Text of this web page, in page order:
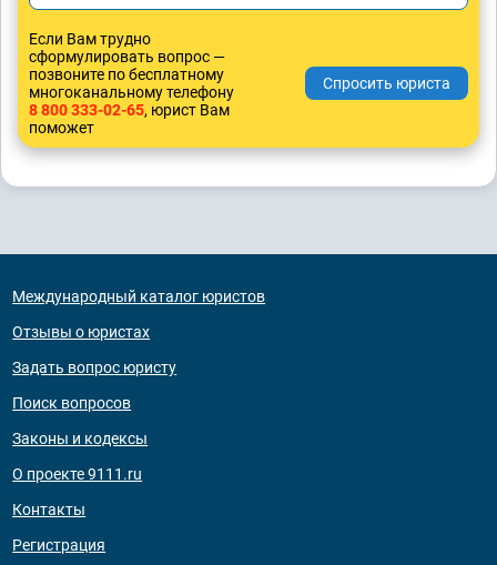
Если Вам трудно
сформулировать вопрос —
позвоните по бесплатному
многоканальному телефону
8 800 333-02-65, юрист Вам
поможет
Международный каталог юристов
Отзывы о юристах
Задать вопрос юристу
Поиск вопросов
Законы и кодексы
О проекте 9111.ru
Контакты
Регистрация